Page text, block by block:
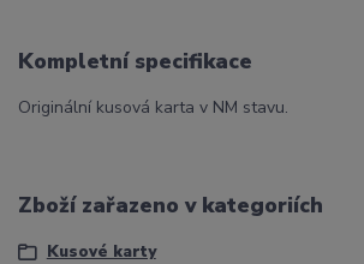
Kompletní specifikace
Originální kusová karta v NM stavu.
Zboží zařazeno v kategoriích
Kusové karty